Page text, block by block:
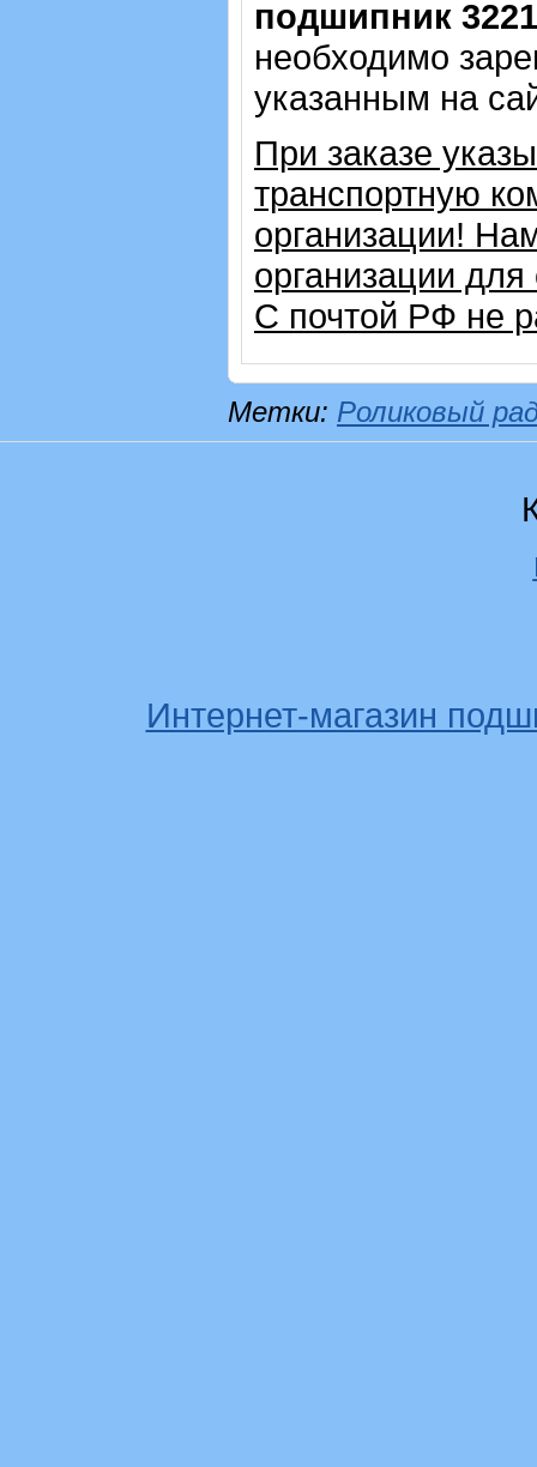
подшипник
необходимо
указанным на
При заказе
транспортную
организации!
организации
С почтой РФ не
Метки: Роликовый
Интернет-магазин